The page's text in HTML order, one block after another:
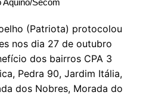
(Patriota) protocolou
nos dia 27 de outubro
dos bairros CPA 3
Pedra 90, Jardim Itália,
dos Nobres, Morada do